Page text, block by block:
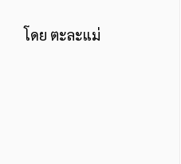
โดย ตะละแม่